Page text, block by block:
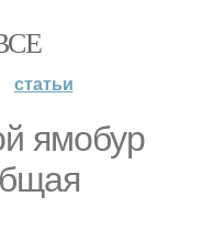
статьи
ямобур